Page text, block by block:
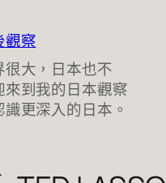
觀察
很大，日本也不
來到我的日本觀察
更深入的日本。